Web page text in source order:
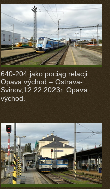
640-204 jako pociąg relacji
Opava východ – Ostrava-
Svinov,12.22.2023r. Opava
východ.